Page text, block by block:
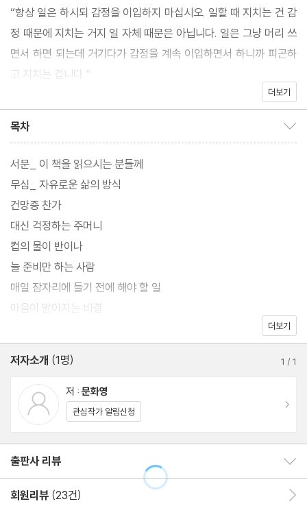
“항상 일은 하시되 감정을 이입하지 마십시오. 일할 때 지치는 건 감
정 때문에 지치는 거지 일 자체 때문은 아닙니다. 일은 그냥 머리 쓰
면서 하면 되는데 거기다가 감정을 계속 이입하면서 하니까 피곤하
고 지치는 겁니다.”
명상수련가의 시각에서 ‘웰빙’의 참의미를 해석하기도 하는데. 웰빙
적인 일, 영적인 일을 위해서 노동력을 발휘하려는 거스를 수 없는
거대한 흐름이라고.
더보기
목차
서문_ 이 책을 읽으시는 분들께
무심_ 자유로운 삶의 방식
건망증 찬가
대신 걱정하는 주머니
컵의 물이 반이나
늘 준비만 하는 사람
매일 잠자리에 들기 전에 해야 할 일
마음이 맑아지는 비결
정약용과 정조의 대화
말이 많은 사람
그래도 달라지지 않는가
한 번에 한 가지만
풍경 보듯이
더보기
저자소개 (1명) 1 /1
저 : 문화영
관심작가 알림신청
출판사 리뷰
회원리뷰 (23건)